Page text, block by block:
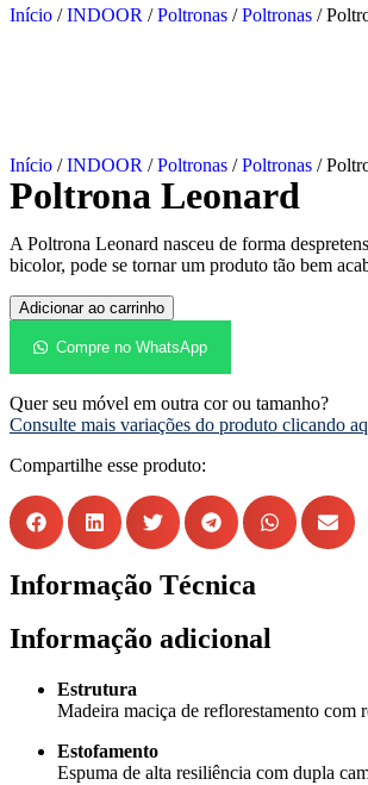
Início /INDOOR /Poltronas /Poltronas /
Início /INDOOR /Poltronas /Poltronas /
Poltrona Leonard
A Poltrona Leonard nasceu de forma
bicolor, pode se tornar um produto tão bem
Adicionar ao carrinho
Compre no WhatsApp
Quer seu móvel em outra cor ou tamanho?
Consulte mais variações do produto clicando
Compartilhe esse produto:
Informação Técnica
Informação adicional
Estrutura
Madeira maciça de reflorestamento com
Estofamento
Espuma de alta resiliência com dupla